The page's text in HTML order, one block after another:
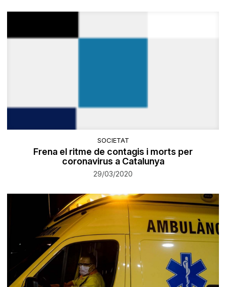
SOCIETAT
Frena el ritme de contagis i morts per
coronavirus a Catalunya
29/03/2020